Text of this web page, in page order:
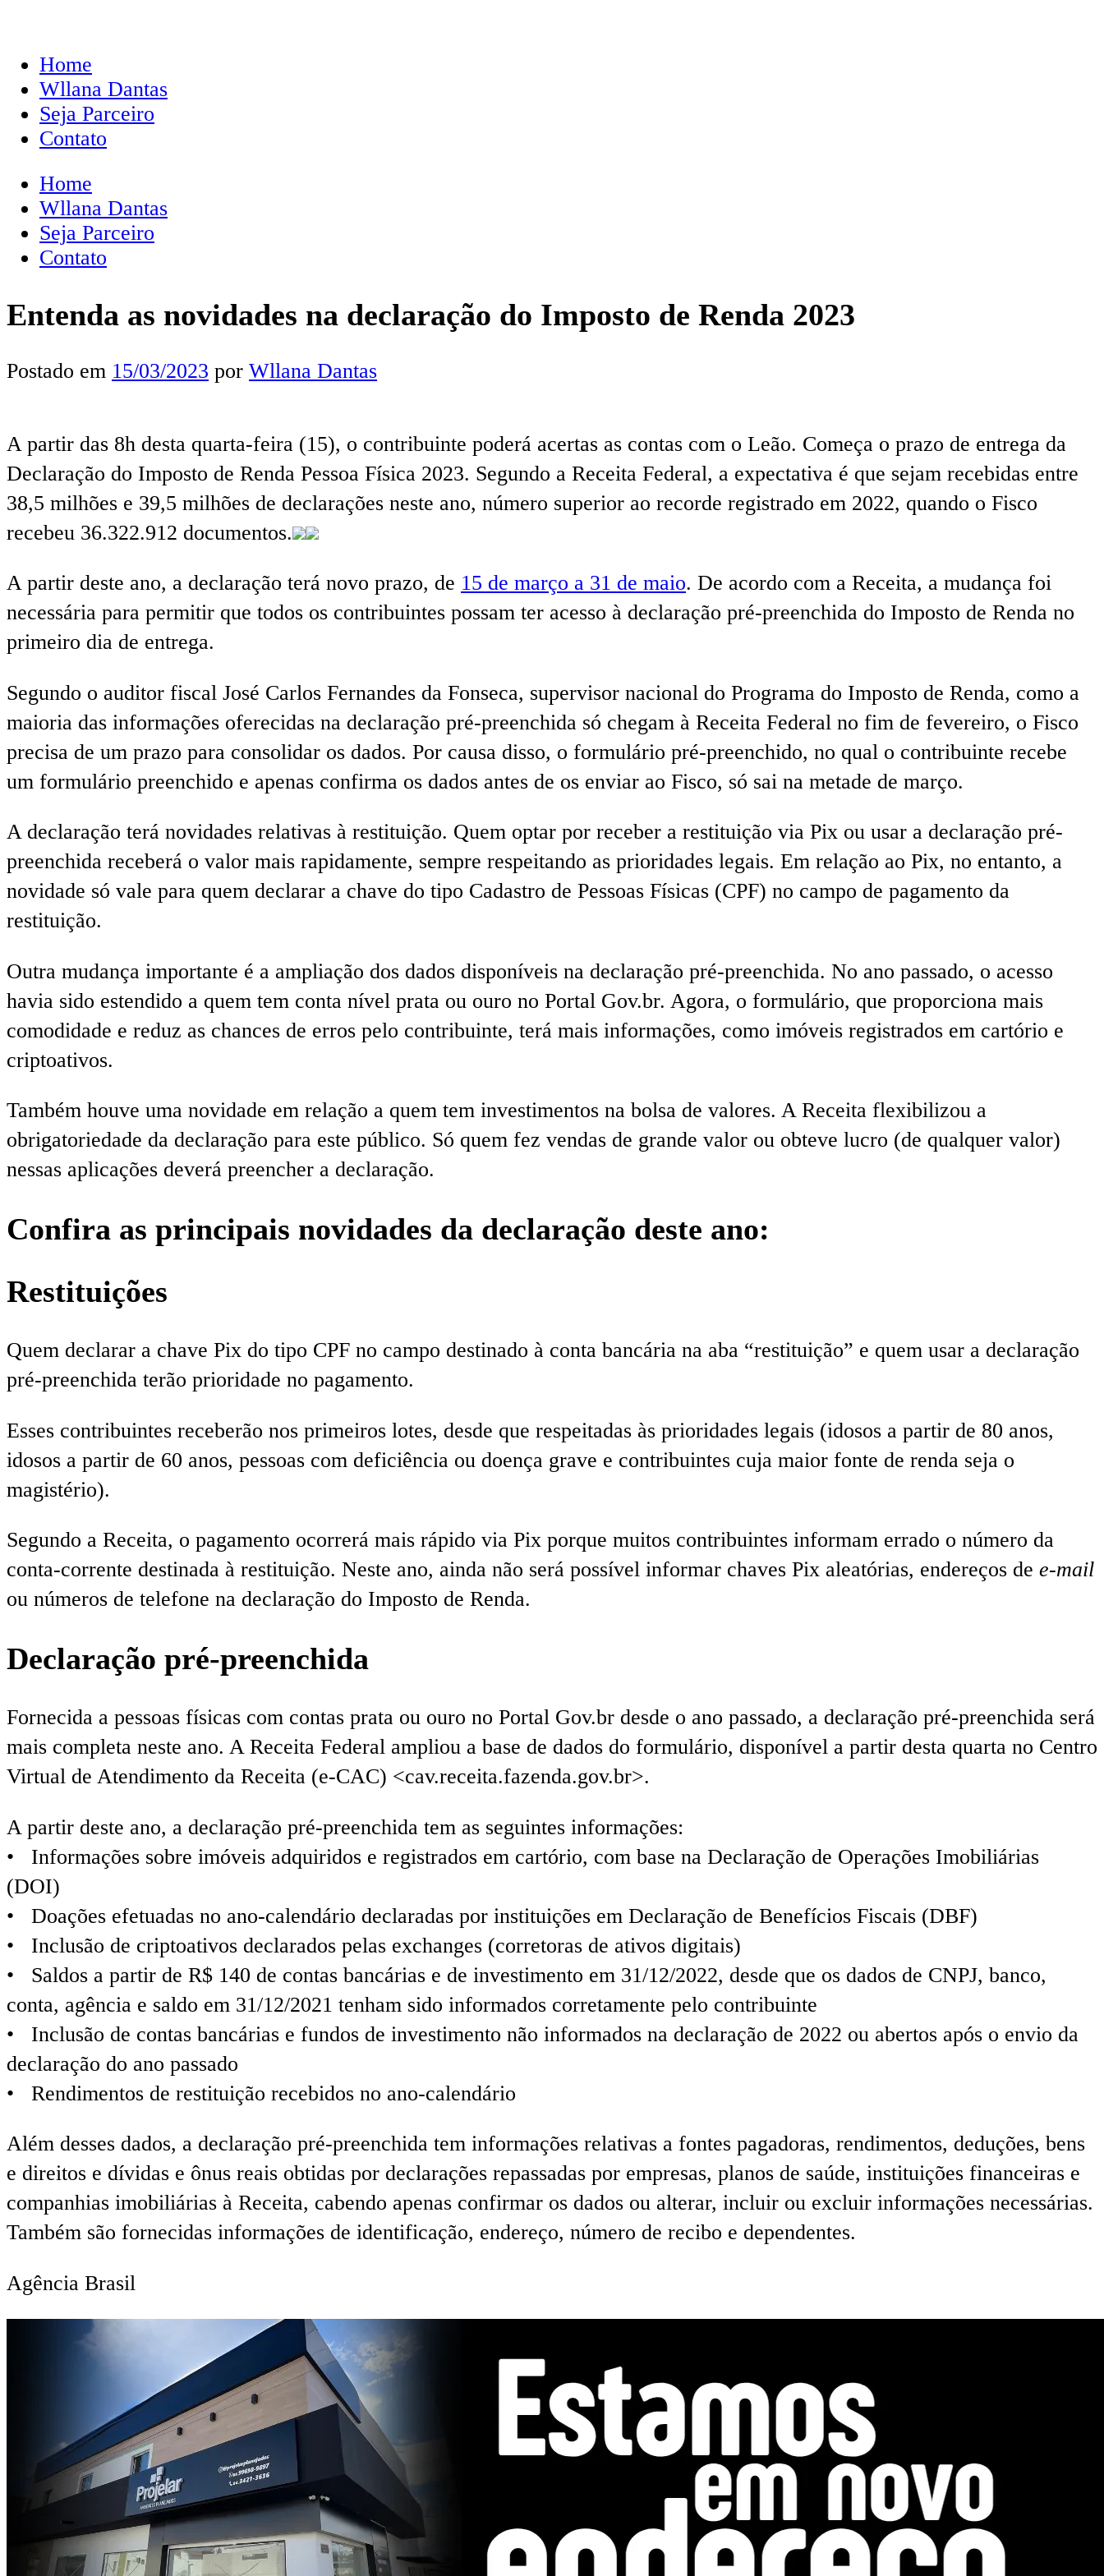
Home
Wllana Dantas
Seja Parceiro
Contato
Home
Wllana Dantas
Seja Parceiro
Contato
Entenda as novidades na declaração do Imposto de Renda 2023
Postado em 15/03/2023 por Wllana Dantas
A partir das 8h desta quarta-feira (15), o contribuinte poderá acertas as contas com o Leão. Começa o prazo de entrega da
Declaração do Imposto de Renda Pessoa Física 2023. Segundo a Receita Federal, a expectativa é que sejam recebidas entre
38,5 milhões e 39,5 milhões de declarações neste ano, número superior ao recorde registrado em 2022, quando o Fisco
recebeu 36.322.912 documentos.
A partir deste ano, a declaração terá novo prazo, de 15 de março a 31 de maio. De acordo com a Receita, a mudança foi
necessária para permitir que todos os contribuintes possam ter acesso à declaração pré-preenchida do Imposto de Renda no
primeiro dia de entrega.
Segundo o auditor fiscal José Carlos Fernandes da Fonseca, supervisor nacional do Programa do Imposto de Renda, como a
maioria das informações oferecidas na declaração pré-preenchida só chegam à Receita Federal no fim de fevereiro, o Fisco
precisa de um prazo para consolidar os dados. Por causa disso, o formulário pré-preenchido, no qual o contribuinte recebe
um formulário preenchido e apenas confirma os dados antes de os enviar ao Fisco, só sai na metade de março.
A declaração terá novidades relativas à restituição. Quem optar por receber a restituição via Pix ou usar a declaração pré-
preenchida receberá o valor mais rapidamente, sempre respeitando as prioridades legais. Em relação ao Pix, no entanto, a
novidade só vale para quem declarar a chave do tipo Cadastro de Pessoas Físicas (CPF) no campo de pagamento da
restituição.
Outra mudança importante é a ampliação dos dados disponíveis na declaração pré-preenchida. No ano passado, o acesso
havia sido estendido a quem tem conta nível prata ou ouro no Portal Gov.br. Agora, o formulário, que proporciona mais
comodidade e reduz as chances de erros pelo contribuinte, terá mais informações, como imóveis registrados em cartório e
criptoativos.
Também houve uma novidade em relação a quem tem investimentos na bolsa de valores. A Receita flexibilizou a
obrigatoriedade da declaração para este público. Só quem fez vendas de grande valor ou obteve lucro (de qualquer valor)
nessas aplicações deverá preencher a declaração.
Confira as principais novidades da declaração deste ano:
Restituições
Quem declarar a chave Pix do tipo CPF no campo destinado à conta bancária na aba “restituição” e quem usar a declaração
pré-preenchida terão prioridade no pagamento.
Esses contribuintes receberão nos primeiros lotes, desde que respeitadas às prioridades legais (idosos a partir de 80 anos,
idosos a partir de 60 anos, pessoas com deficiência ou doença grave e contribuintes cuja maior fonte de renda seja o
magistério).
Segundo a Receita, o pagamento ocorrerá mais rápido via Pix porque muitos contribuintes informam errado o número da
conta-corrente destinada à restituição. Neste ano, ainda não será possível informar chaves Pix aleatórias, endereços de e-mail
ou números de telefone na declaração do Imposto de Renda.
Declaração pré-preenchida
Fornecida a pessoas físicas com contas prata ou ouro no Portal Gov.br desde o ano passado, a declaração pré-preenchida será
mais completa neste ano. A Receita Federal ampliou a base de dados do formulário, disponível a partir desta quarta no Centro
Virtual de Atendimento da Receita (e-CAC) <cav.receita.fazenda.gov.br>.
A partir deste ano, a declaração pré-preenchida tem as seguintes informações:
• Informações sobre imóveis adquiridos e registrados em cartório, com base na Declaração de Operações Imobiliárias
(DOI)
• Doações efetuadas no ano-calendário declaradas por instituições em Declaração de Benefícios Fiscais (DBF)
• Inclusão de criptoativos declarados pelas exchanges (corretoras de ativos digitais)
• Saldos a partir de R$ 140 de contas bancárias e de investimento em 31/12/2022, desde que os dados de CNPJ, banco,
conta, agência e saldo em 31/12/2021 tenham sido informados corretamente pelo contribuinte
• Inclusão de contas bancárias e fundos de investimento não informados na declaração de 2022 ou abertos após o envio da
declaração do ano passado
• Rendimentos de restituição recebidos no ano-calendário
Além desses dados, a declaração pré-preenchida tem informações relativas a fontes pagadoras, rendimentos, deduções, bens
e direitos e dívidas e ônus reais obtidas por declarações repassadas por empresas, planos de saúde, instituições financeiras e
companhias imobiliárias à Receita, cabendo apenas confirmar os dados ou alterar, incluir ou excluir informações necessárias.
Também são fornecidas informações de identificação, endereço, número de recibo e dependentes.
Agência Brasil